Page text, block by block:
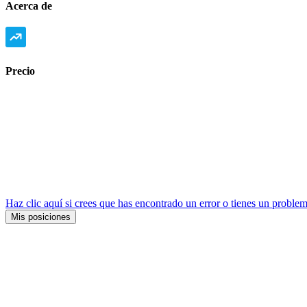
Acerca de
Precio
Haz clic aquí si crees que has encontrado un error o tienes un
Mis posiciones